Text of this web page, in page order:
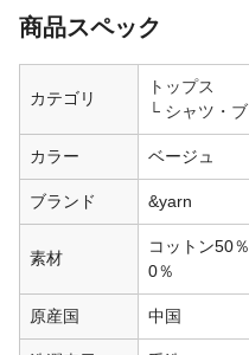
商品スペック
カテゴリ
トップス
シャツ・
カラー ベージュ
ブランド &yarn
素材
コットン50
0％
原産国 中国